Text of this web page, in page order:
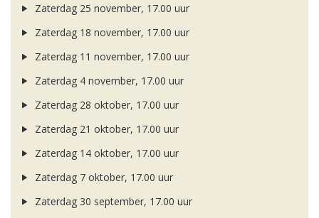
Zaterdag 25 november, 17.00 uur
Zaterdag 18 november, 17.00 uur
Zaterdag 11 november, 17.00 uur
Zaterdag 4 november, 17.00 uur
Zaterdag 28 oktober, 17.00 uur
Zaterdag 21 oktober, 17.00 uur
Zaterdag 14 oktober, 17.00 uur
Zaterdag 7 oktober, 17.00 uur
Zaterdag 30 september, 17.00 uur